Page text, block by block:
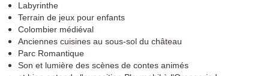
Labyrinthe
Terrain de jeux pour enfants
Colombier médiéval
Anciennes cuisines au sous-sol du château
Parc Romantique
Son et lumière des scènes de contes animés